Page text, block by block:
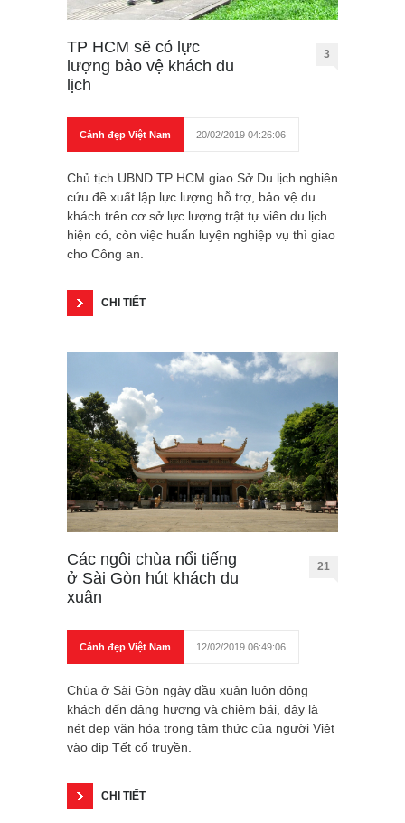
TP HCM sẽ có lực
lượng bảo vệ khách du
lịch
3
Cảnh đẹp Việt Nam 20/02/2019 04:26:06
Chủ tịch UBND TP HCM giao Sở Du lịch nghiên
cứu đề xuất lập lực lượng hỗ trợ, bảo vệ du
khách trên cơ sở lực lượng trật tự viên du lịch
hiện có, còn việc huấn luyện nghiệp vụ thì giao
cho Công an.
CHI TIẾT
Các ngôi chùa nổi tiếng
ở Sài Gòn hút khách du
xuân
21
Cảnh đẹp Việt Nam 12/02/2019 06:49:06
Chùa ở Sài Gòn ngày đầu xuân luôn đông
khách đến dâng hương và chiêm bái, đây là
nét đẹp văn hóa trong tâm thức của người Việt
vào dịp Tết cổ truyền.
CHI TIẾT